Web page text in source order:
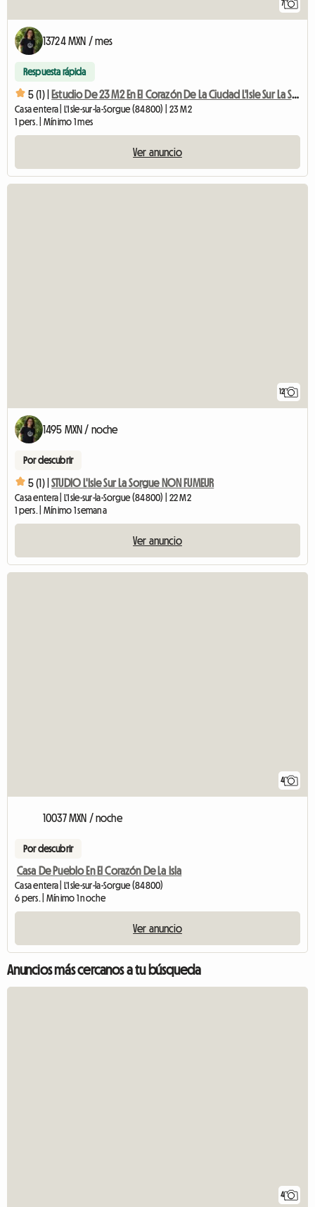
7
13724 MXN / mes
Respuesta rápida
5 (1) | Estudio De 23 M2 En El Corazón De La Ciudad L'Isle Sur La Sorgue
Casa entera | L'Isle-sur-la-Sorgue (84800) | 23 M2
1 pers. | Mínimo 1 mes
Ver anuncio
12
1495 MXN / noche
Por descubrir
5 (1) | STUDIO L'Isle Sur La Sorgue NON FUMEUR
Casa entera | L'Isle-sur-la-Sorgue (84800) | 22 M2
1 pers. | Mínimo 1 semana
Ver anuncio
4
10037 MXN / noche
Por descubrir
Casa De Pueblo En El Corazón De La Isla
Casa entera | L'Isle-sur-la-Sorgue (84800)
6 pers. | Mínimo 1 noche
Ver anuncio
Anuncios más cercanos a tu búsqueda
4